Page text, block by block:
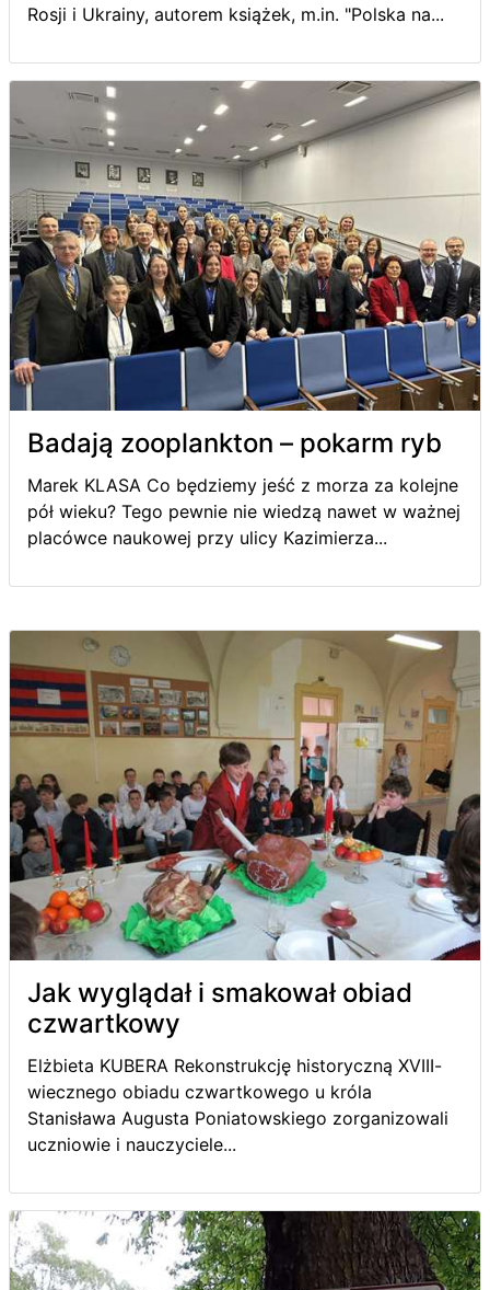
Rosji i Ukrainy, autorem książek, m.in. "Polska na...
Badają zooplankton – pokarm ryb
Marek KLASA Co będziemy jeść z morza za kolejne
pół wieku? Tego pewnie nie wiedzą nawet w ważnej
placówce naukowej przy ulicy Kazimierza...
Jak wyglądał i smakował obiad
czwartkowy
Elżbieta KUBERA Rekonstrukcję historyczną XVIII-
wiecznego obiadu czwartkowego u króla
Stanisława Augusta Poniatowskiego zorganizowali
uczniowie i nauczyciele...